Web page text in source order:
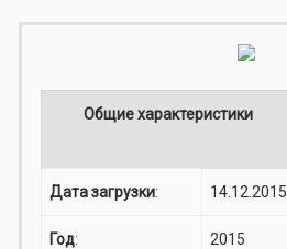
Общие характеристики
Дата загрузки: 14.12.2015
Год: 2015